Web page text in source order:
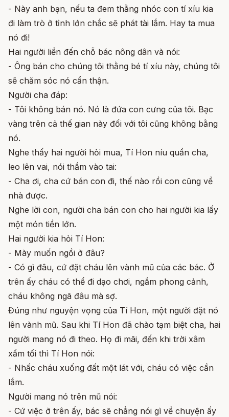
- Này anh bạn, nếu ta đem thằng nhóc con tí xíu kia
đi làm trò ở tỉnh lớn chắc sẽ phát tài lắm. Hay ta mua
nó đi!
Hai người liền đến chỗ bác nông dân và nói:
- Ông bán cho chúng tôi thằng bé tí xíu này, chúng tôi
sẽ chăm sóc nó cẩn thận.
Người cha đáp:
- Tôi không bán nó. Nó là đứa con cưng của tôi. Bạc
vàng trên cả thế gian này đối với tôi cũng không bằng
nó.
Nghe thấy hai người hỏi mua, Tí Hon níu quần cha,
leo lên vai, nói thầm vào tai:
- Cha ơi, cha cứ bán con đi, thế nào rồi con cũng về
nhà được.
Nghe lời con, người cha bán con cho hai người kia lấy
một món tiền lớn.
Hai người kia hỏi Tí Hon:
- Mày muốn ngồi ở đâu?
- Có gì đâu, cứ đặt cháu lên vành mũ của các bác. Ở
trên ấy cháu có thể đi dạo chơi, ngắm phong cảnh,
cháu không ngã đâu mà sợ.
Đúng như nguyện vọng của Tí Hon, một người đặt nó
lên vành mũ. Sau khi Tí Hon đã chào tạm biệt cha, hai
người mang nó đi theo. Họ đi mãi, đến khi trời xâm
xẩm tối thì Tí Hon nói:
- Nhấc cháu xuống đất một lát với, cháu có việc cần
lắm.
Người mang nó trên mũ nói:
- Cứ việc ở trên ấy, bác sẽ chẳng nói gì về chuyện ấy